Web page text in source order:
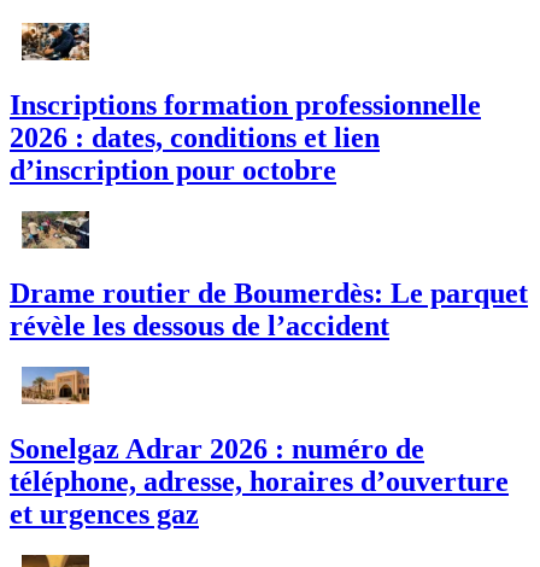
Inscriptions formation professionnelle
2026 : dates, conditions et lien
d’inscription pour octobre
Drame routier de Boumerdès: Le parquet
révèle les dessous de l’accident
Sonelgaz Adrar 2026 : numéro de
téléphone, adresse, horaires d’ouverture
et urgences gaz